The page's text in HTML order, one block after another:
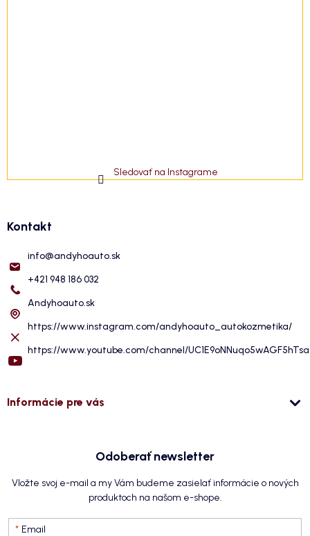
Sledovať na Instagrame
Kontakt
info@andyhoauto.sk
+421 948 186 032
Andyhoauto.sk
https://www.instagram.com/andyhoauto_autokozmetika/
https://www.youtube.com/channel/
Informácie pre vás
Odoberať newsletter
Vložte svoj e-mail a my Vám budeme zasielať informácie o nových
produktoch na našom e-shope.
Email